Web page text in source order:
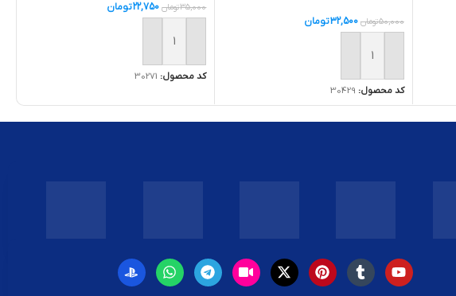
50,000تومان 32,500تومان
افزودن به سبد خرید
کد محصول: 30429
35,000تومان 22,750تومان
افزودن به سبد خرید
کد محصول: 30271